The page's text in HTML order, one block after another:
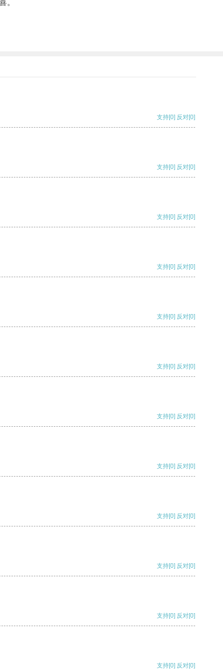
。
支持[0] 反对[0]
支持[0] 反对[0]
支持[0] 反对[0]
支持[0] 反对[0]
支持[0] 反对[0]
支持[0] 反对[0]
支持[0] 反对[0]
支持[0] 反对[0]
支持[0] 反对[0]
支持[0] 反对[0]
支持[0] 反对[0]
支持[0] 反对[0]